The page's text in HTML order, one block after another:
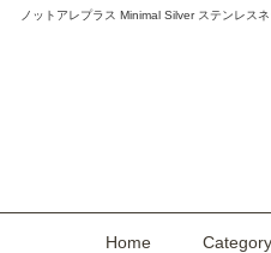
ノットアレプラス Minimal Silver ステンレス
Home